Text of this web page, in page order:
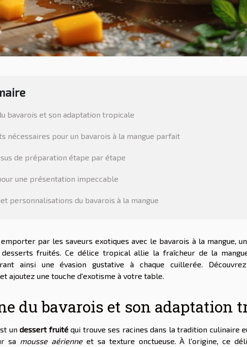
bavarois et son adaptation tropicale
nécessaires pour un bavarois à la mangue parfait
de préparation étape par étape
une présentation impeccable
personnalisations du bavarois à la mangue
par les saveurs exotiques avec le bavarois à la mangue,
desserts fruités. Ce délice tropical allie la fraîcheur de la
ainsi une évasion gustative à chaque cuillerée.
ajoutez une touche d'exotisme à votre table.
du bavarois et son adaptation
undessert fruitéqui trouve ses racines dans la tradition culinaire
sa mousse aérienneet sa texture onctueuse. À l'origine, ce